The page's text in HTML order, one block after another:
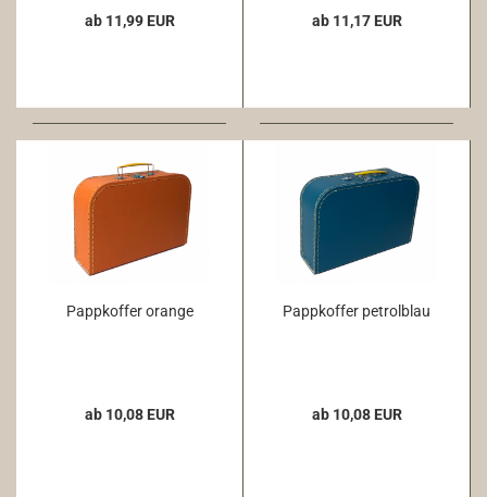
ab 11,99 EUR ab 11,17 EUR
Pappkoffer orange
ab 10,08 EUR
Pappkoffer petrolblau
ab 10,08 EUR